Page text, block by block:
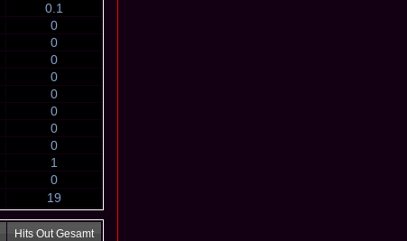
0.1
0
0
0
0
0
0
0
0
1
0
19
Hits Out Gesamt